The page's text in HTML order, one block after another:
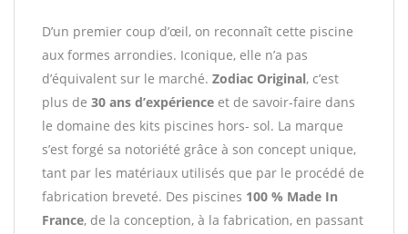
D’un premier coup d’œil, on reconnaît cette piscine
aux formes arrondies. Iconique, elle n’a pas
d’équivalent sur le marché. Zodiac Original, c’est
plus de 30 ans d’expérience et de savoir-faire dans
le domaine des kits piscines hors- sol. La marque
s’est forgé sa notoriété grâce à son concept unique,
tant par les matériaux utilisés que par le procédé de
fabrication breveté. Des piscines 100 % Made In
France, de la conception, à la fabrication, en passant